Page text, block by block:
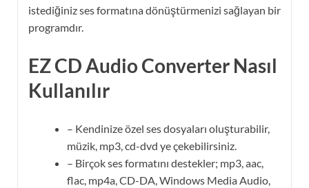
istediğiniz ses formatına dönüştürmenizi sağlayan bir
programdır.
EZ CD Audio Converter Nasıl
Kullanılır
– Kendinize özel ses dosyaları oluşturabilir,
müzik, mp3, cd-dvd ye çekebilirsiniz.
– Birçok ses formatını destekler; mp3, aac,
flac, mp4a, CD-DA, Windows Media Audio,